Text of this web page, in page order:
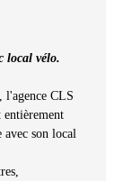
local vélo.
l'agence CLS
entièrement
avec son local